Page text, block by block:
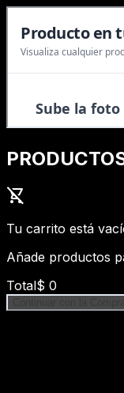
shopping_cart_off
Tu carrito está
Añade productos
Total$ 0